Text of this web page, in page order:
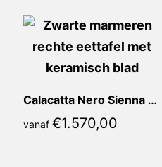
Calacatta Nero Sienna Recht
vanaf €1.570,00